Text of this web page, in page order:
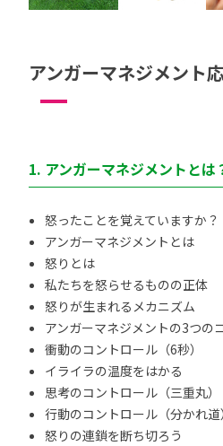
アンガーマネジメント
1. アンガーマネジメントとは
怒ったことを覚えていますか？
アンガーマネジメントとは
怒りとは
私たちを怒らせるものの正体
怒りが生まれるメカニズム
アンガーマネジメントの3つの
衝動のコントロール（6秒）
イライラの温度をはかる
思考のコントロール（三重丸）
行動のコントロール（分かれ道）
怒りの連鎖を断ち切ろう